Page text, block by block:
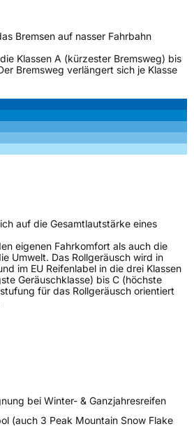
/ Alpine-Symbol
(GPSR)
Bremsen auf nasser Fahrbahn
Klassen A (kürzester Bremsweg) bis
Bremsweg verlängert sich je Klasse
auf die Gesamtlautstärke eines
eigenen Fahrkomfort als auch die
Umwelt. Das Rollgeräusch wird in
im EU Reifenlabel in die drei Klassen
Geräuschklasse) bis C (höchste
für das Rollgeräusch orientiert
bei Winter- & Ganzjahresreifen
(auch 3 Peak Mountain Snow Flake